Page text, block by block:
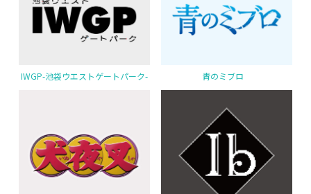
IWGP-池袋ウエストゲートパーク- 青のミブロ